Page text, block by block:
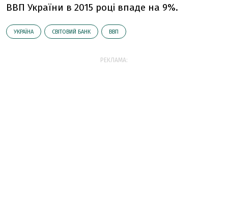
ВВП України в 2015 році впаде на 9%.
УКРАЇНА СВІТОВИЙ БАНК ВВП
РЕКЛАМА: